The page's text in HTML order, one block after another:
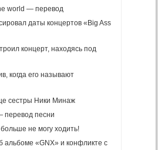
world — перевод
даты концертов «Big Ass
концерт, находясь под
когда его называют
сестры Ники Минаж
перевод песни
не могу ходить!
альбоме «GNX» и конфликте с